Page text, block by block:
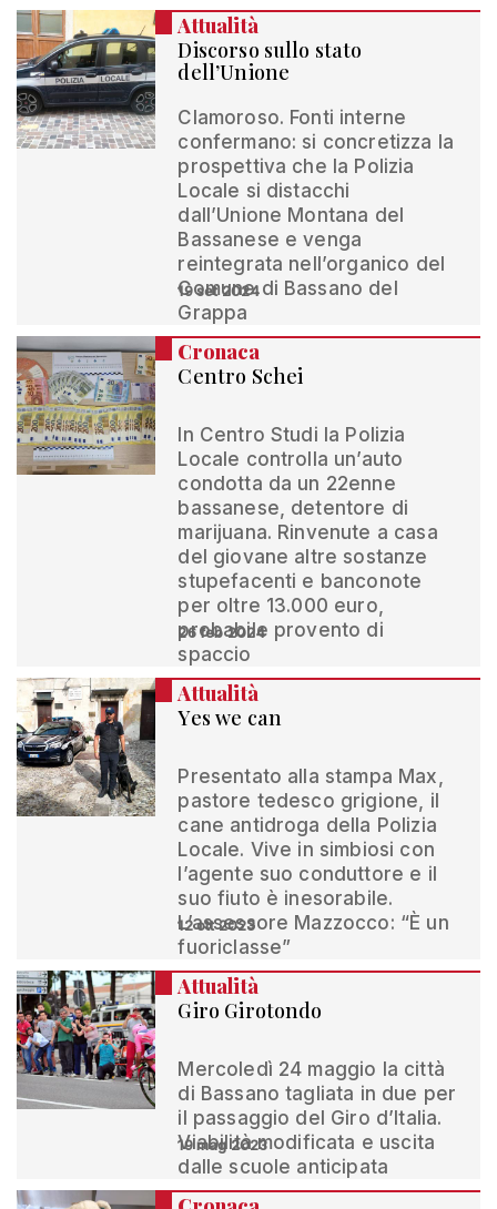
Attualità
Discorso sullo stato
dell’Unione
Clamoroso. Fonti interne
confermano: si concretizza la
prospettiva che la Polizia
Locale si distacchi
dall’Unione Montana del
Bassanese e venga
reintegrata nell’organico del
Comune di Bassano del
Grappa
19 set 2024
Cronaca
Centro Schei
In Centro Studi la Polizia
Locale controlla un’auto
condotta da un 22enne
bassanese, detentore di
marijuana. Rinvenute a casa
del giovane altre sostanze
stupefacenti e banconote
per oltre 13.000 euro,
probabile provento di
spaccio
26 feb 2024
Attualità
Yes we can
Presentato alla stampa Max,
pastore tedesco grigione, il
cane antidroga della Polizia
Locale. Vive in simbiosi con
l’agente suo conduttore e il
suo fiuto è inesorabile.
L’assessore Mazzocco: “È un
fuoriclasse”
12 ott 2023
Attualità
Giro Girotondo
Mercoledì 24 maggio la città
di Bassano tagliata in due per
il passaggio del Giro d’Italia.
Viabilità modificata e uscita
dalle scuole anticipata
19 mag 2023